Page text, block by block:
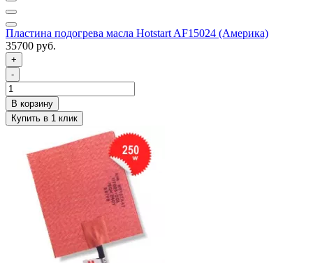
Пластина подогрева масла Hotstart AF15024 (Америка)
35700 руб.
+
-